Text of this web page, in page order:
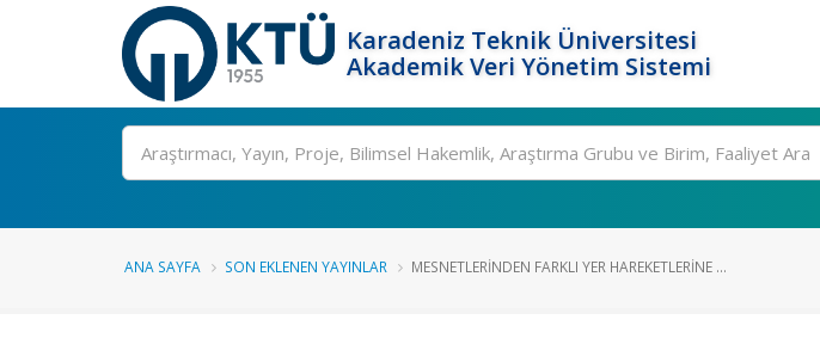
Karadeniz Teknik Üniversitesi
Akademik Veri Yönetim Sistemi
Ara
ANA SAYFA SON EKLENEN YAYINLAR MESNETLERİNDEN FARKLI YER HAREKETLERİNE ...